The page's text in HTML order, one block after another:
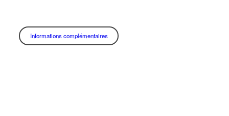
Informations complémentaires